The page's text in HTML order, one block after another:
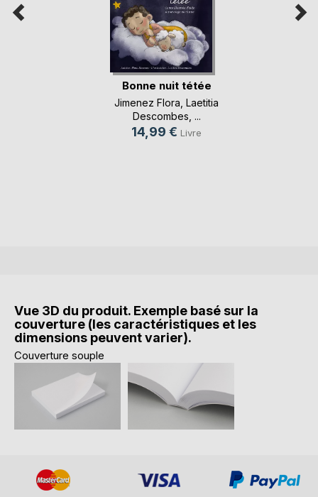
Bonne nuit tétée
Jimenez Flora Laetitia
Descombes , ...
14,99 € Livre
Vue 3D du produit. Exemple basé sur la
couverture (les caractéristiques et les
dimensions peuvent varier).
Couverture souple